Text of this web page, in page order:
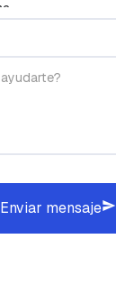
Enviar mensajesend